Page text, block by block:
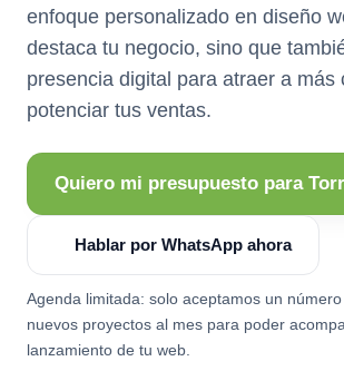
enfoque personalizado en diseño
destaca tu negocio, sino que
presencia digital para atraer a más
potenciar tus ventas.
Quiero mi presupuesto para
Hablar por WhatsApp ahora
Agenda limitada: solo aceptamos un
nuevos proyectos al mes para poder
lanzamiento de tu web.